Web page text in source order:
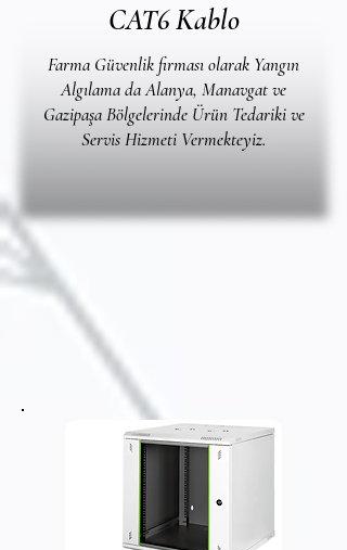
CAT6 Kablo
Farma Güvenlik firması olarak Yangın
Algılama da Alanya, Manavgat ve
Gazipaşa Bölgelerinde Ürün Tedariki ve
Servis Hizmeti Vermekteyiz.